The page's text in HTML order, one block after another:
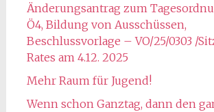
Änderungsantrag zum
Ö4, Bildung von Ausschüssen,
Beschlussvorlage – VO/25/0303 /
Rates am 4.12. 2025
Mehr Raum für Jugend!
Wenn schon Ganztag, dann den